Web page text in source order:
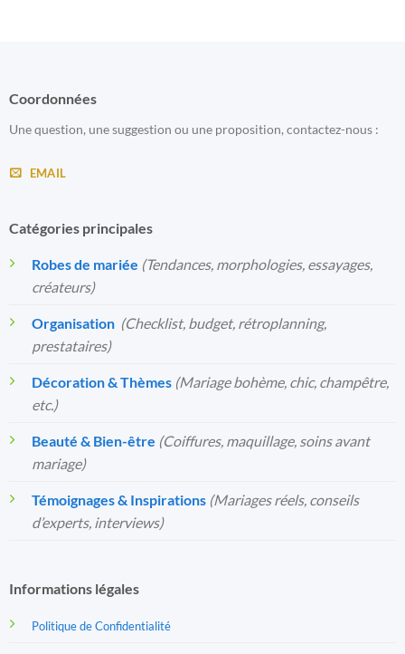
Coordonnées
Une question, une suggestion ou une proposition, contactez-nous :
EMAIL
Catégories principales
Robes de mariée (Tendances, morphologies, essayages,
créateurs)
Organisation️ (Checklist, budget, rétroplanning,
prestataires)
Décoration & Thèmes (Mariage bohème, chic, champêtre,
etc.)
Beauté & Bien-être (Coiffures, maquillage, soins avant
mariage)
Témoignages & Inspirations (Mariages réels, conseils
d’experts, interviews)
Informations légales
Politique de Confidentialité